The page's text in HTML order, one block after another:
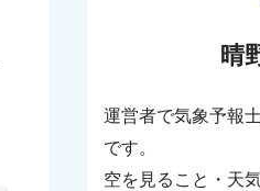
晴
運営者で気象予報
です。
空を見ること・天